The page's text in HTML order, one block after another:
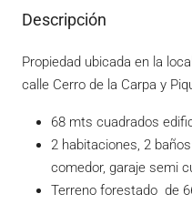
Descripción
Propiedad ubicada en la
calle Cerro de la Carpa y
68 mts cuadrados
2 habitaciones, 2
comedor, garaje semi
Terreno forestado de